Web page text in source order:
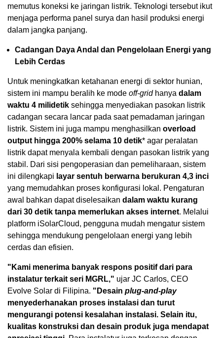
memutus koneksi ke jaringan listrik. Teknologi tersebut ikut
menjaga performa panel surya dan hasil produksi energi
dalam jangka panjang.
Cadangan Daya Andal dan Pengelolaan Energi yang
Lebih Cerdas
Untuk meningkatkan ketahanan energi di sektor hunian,
sistem ini mampu beralih ke mode off-gridhanya dalam
waktu 4 milidetik sehingga menyediakan pasokan listrik
cadangan secara lancar pada saat pemadaman jaringan
listrik. Sistem ini juga mampu menghasilkan overload
output hingga 200% selama 10 detik* agar peralatan
listrik dapat menyala kembali dengan pasokan listrik yang
stabil. Dari sisi pengoperasian dan pemeliharaan, sistem
ini dilengkapi layar sentuh berwarna berukuran 4,3 inci
yang memudahkan proses konfigurasi lokal. Pengaturan
awal bahkan dapat diselesaikan dalam waktu kurang
dari 30 detik tanpa memerlukan akses internet. Melalui
platform iSolarCloud, pengguna mudah mengatur sistem
sehingga mendukung pengelolaan energi yang lebih
cerdas dan efisien.
"Kami menerima banyak respons positif dari para
instalatur terkait seri MGRL," ujar JC Carlos, CEO
Evolve Solar di Filipina. "Desain plug-and-play
menyederhanakan proses instalasi dan turut
mengurangi potensi kesalahan instalasi. Selain itu,
kualitas konstruksi dan desain produk juga mendapat